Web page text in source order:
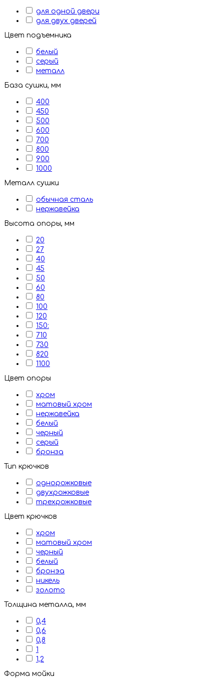
для одной двери
для двух дверей
Цвет подъемника
белый
серый
металл
База сушки, мм
400
450
500
600
700
800
900
1000
Металл сушки
обычная сталь
нержавейка
Высота опоры, мм
20
27
40
45
50
60
80
100
120
150:
710
730
820
1100
Цвет опоры
хром
матовый хром
нержавейка
белый
черный
серый
бронза
Тип крючков
однорожковые
двухрожковые
трехрожковые
Цвет крючков
хром
матовый хром
черный
белый
бронэа
никель
золото
Толщина металла, мм
0,4
0,6
0,8
1
1,2
Форма мойки